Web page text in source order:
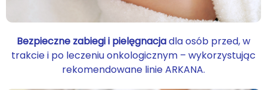
Bezpieczne zabiegi i pielęgnacjadla osób przed, w
trakcie i po leczeniu onkologicznym – wykorzystując
rekomendowane linie ARKANA.